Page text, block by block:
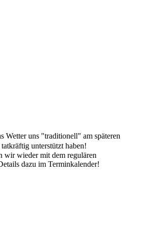
Wetter uns "traditionell" am späteren
unterstützt haben!
wir wieder mit dem regulären
dazu im Terminkalender!